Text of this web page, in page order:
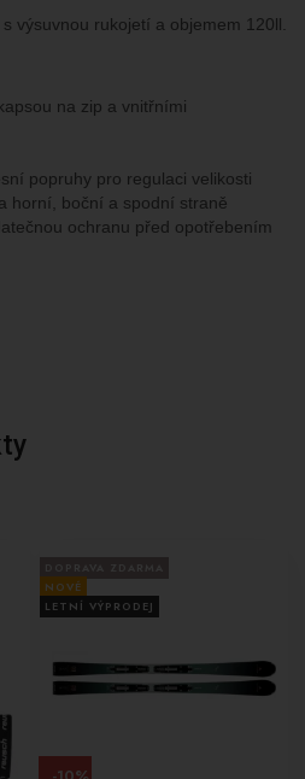
výsuvnou rukojetí a objemem 120ll.
na zip a vnitřními
popruhy pro regulaci velikosti
horní, boční a spodní straně
ochranu před opotřebením
NOVÉ
LETNÍ VÝPRODEJ